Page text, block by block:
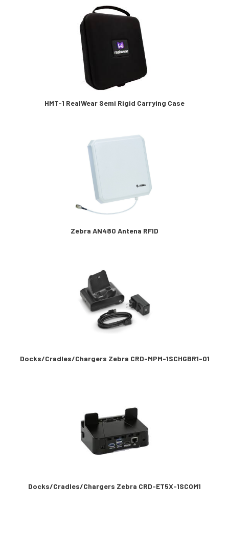
HMT-1 RealWear Semi Rigid Carrying Case
Zebra AN480 Antena RFID
Docks/Cradles/Chargers Zebra CRD-MPM-1SCHGBR1-01
Docks/Cradles/Chargers Zebra CRD-ET5X-1SCOM1